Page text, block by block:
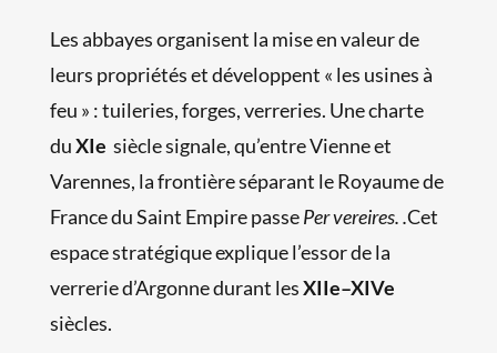
Les abbayes organisent la mise en valeur de
leurs propriétés et développent « les usines à
feu » : tuileries, forges, verreries. Une charte
duXIe siècle signale, qu’entre Vienne et
Varennes, la frontière séparant le Royaume de
France du Saint Empire passePer vereires. .Cet
espace stratégique explique l’essor de la
verrerie d’Argonne durant lesXIIe–XIVe
siècles.